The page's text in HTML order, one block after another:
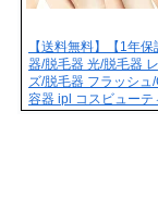
【送料無料】【1年
器/脱毛器 光/脱毛器
ズ/脱毛器 フラッシ
容器 ipl コスビューテ